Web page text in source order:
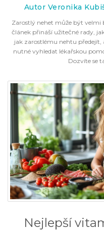
Autor Veronika
Zarostlý nehet může být velmi
článek přináší užitečné rady,
jak zarostlému nehtu předejít,
nutné vyhledat lékařskou
Dozvíte se
Nejlepší